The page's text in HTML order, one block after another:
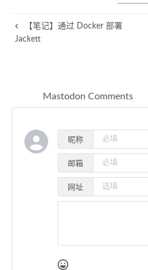
【笔记】通过 Docker 部署
Jackett
Mastodon Comments
昵称
邮箱
网址